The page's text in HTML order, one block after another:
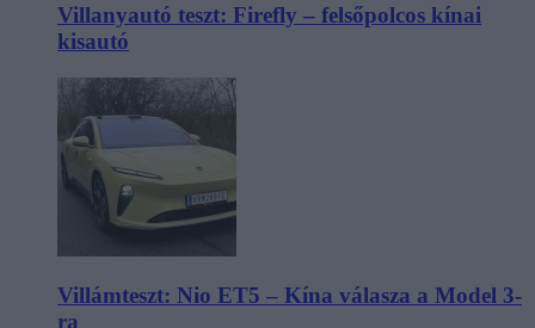
Villanyautó teszt: Firefly – felsőpolcos kínai
kisautó
Villámteszt: Nio ET5 – Kína válasza a Model 3-
ra